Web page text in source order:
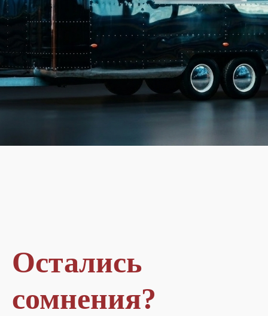
Остались
сомнения?